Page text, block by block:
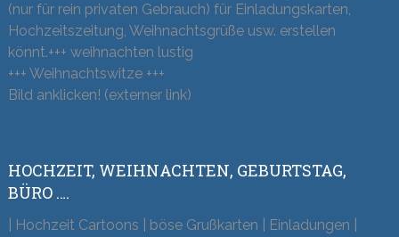
(nur für rein privaten Gebrauch) für Einladungskarten,
Hochzeitszeitung, Weihnachtsgrüße usw. erstellen
könnt.+++ weihnachten lustig
+++ Weihnachtswitze +++
Bild anklicken! (externer link)
HOCHZEIT, WEIHNACHTEN, GEBURTSTAG,
BÜRO ….
| Hochzeit Cartoons | böse Grußkarten | Einladungen |